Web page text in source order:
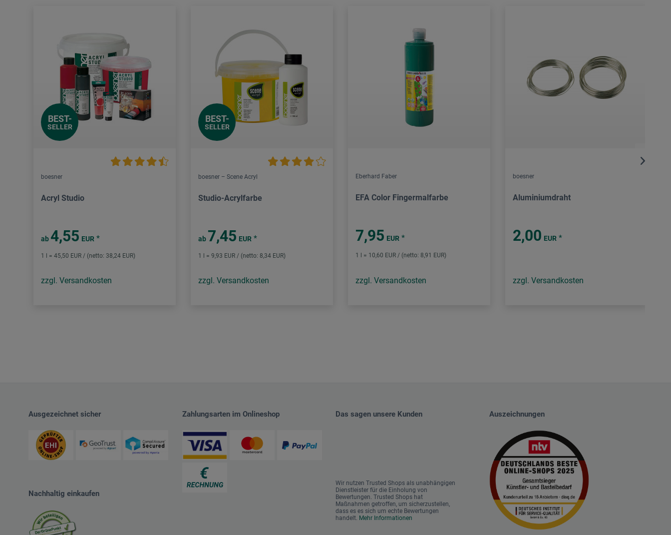
BEST-
SELLER
boesner
Acryl Studio
ab 4,55 EUR *
1 l = 45,50 EUR / (netto: 38,24 EUR)
zzgl. Versandkosten
BEST-
SELLER
boesner – Scene Acryl
Studio-Acrylfarbe
ab 7,45 EUR *
1 l = 9,93 EUR / (netto: 8,34 EUR)
zzgl. Versandkosten
Eberhard Faber
EFA Color Fingermalfarbe
7,95 EUR *
1 l = 10,60 EUR / (netto: 8,91 EUR)
zzgl. Versandkosten
boesner
Aluminiumdraht
2,00 EUR *
zzgl. Versandkosten
Ausgezeichnet sicher
Nachhaltig einkaufen
Zahlungsarten im Onlineshop Das sagen unsere Kunden
Wir nutzen Trusted Shops als unabhängigen
Dienstleister für die Einholung von
Bewertungen. Trusted Shops hat
Maßnahmen getroffen, um sicherzustellen,
dass es es sich um echte Bewertungen
handelt. Mehr Informationen
Auszeichnungen